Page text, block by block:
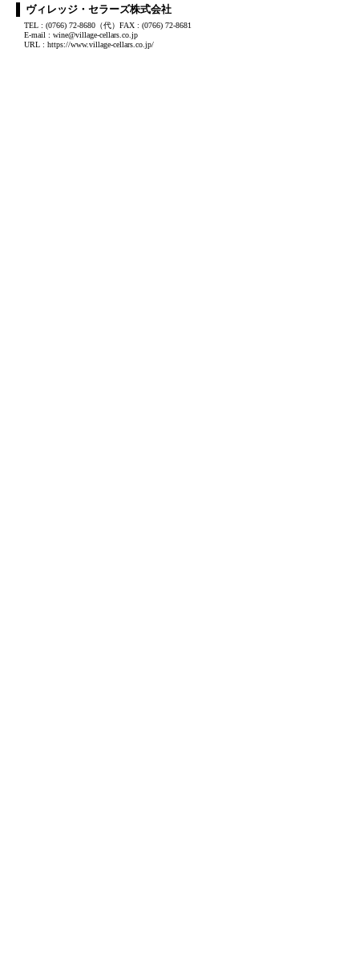
ヴィレッジ・セラーズ株式会社
TEL : (0766) 72-8680（代）FAX : (0766) 72-8681
E-mail : wine@village-cellars.co.jp
URL : https://www.village-cellars.co.jp/